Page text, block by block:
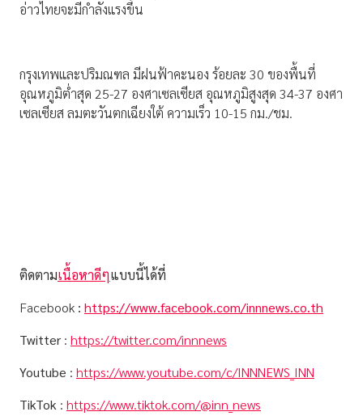
อ่าวไทยจะมีกำลังแรงขึ้น
กรุงเทพและปริมณฑล มีฝนฟ้าคะนอง ร้อยละ 30 ของพื้นที่
อุณหภูมิต่ำสุด 25-27 องศาเซลเซียส อุณหภูมิสูงสุด 34-37 องศา
เซลเซียส ลมตะวันตกเฉียงใต้ ความเร็ว 10-15 กม./ชม.
ติดตามเนื้อหาดีๆแบบนี้ได้ที่
Facebook : https://www.facebook.com/innnews.co.th
Twitter : https://twitter.com/innnews
Youtube : https://www.youtube.com/c/INNNEWS_INN
TikTok : https://www.tiktok.com/@inn_news